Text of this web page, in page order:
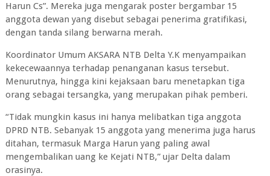
Harun Cs”. Mereka juga mengarak poster bergambar 15
anggota dewan yang disebut sebagai penerima gratifikasi,
dengan tanda silang berwarna merah.
Koordinator Umum AKSARA NTB Delta Y.K menyampaikan
kekecewaannya terhadap penanganan kasus tersebut.
Menurutnya, hingga kini kejaksaan baru menetapkan tiga
orang sebagai tersangka, yang merupakan pihak pemberi.
“Tidak mungkin kasus ini hanya melibatkan tiga anggota
DPRD NTB. Sebanyak 15 anggota yang menerima juga harus
ditahan, termasuk Marga Harun yang paling awal
mengembalikan uang ke Kejati NTB,” ujar Delta dalam
orasinya.